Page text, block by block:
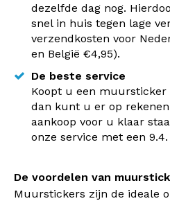
dezelfde dag nog.
snel in huis tegen lage
verzendkosten voor
en België €4,95).
De beste service
Koopt u een
dan kunt u er op
aankoop voor u klaar
onze service met een 9.4.
De voordelen van
Muurstickers zijn de ideale